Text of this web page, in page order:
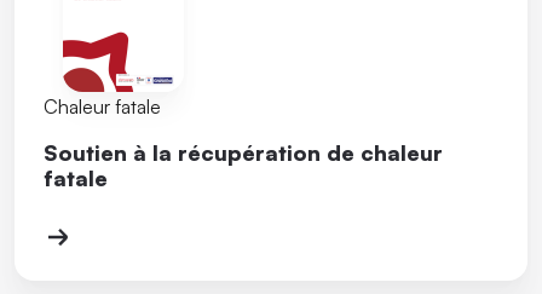
Chaleur fatale
Soutien à la récupération de chaleur
fatale